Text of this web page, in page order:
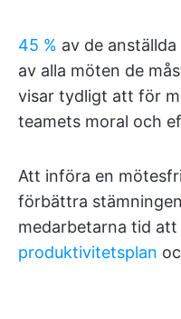
45 % av de
av alla möten de
visar tydligt att för
teamets moral och
Att införa en
förbättra
medarbetarna tid
produktivitetsplan